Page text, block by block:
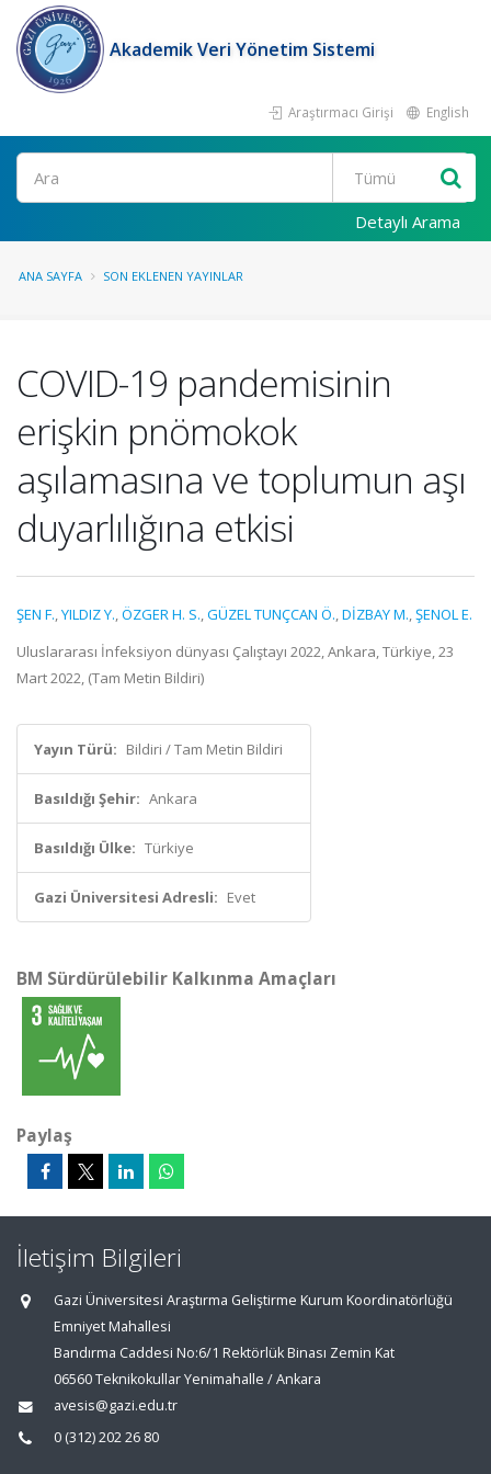
Akademik Veri Yönetim Sistemi
Araştırmacı Girişi English
Ara
Detaylı Arama
ANA SAYFA SON EKLENEN YAYINLAR
COVID-19 pandemisinin
erişkin pnömokok
aşılamasına ve toplumun aşı
duyarlılığına etkisi
ŞEN F.,YILDIZ Y.,ÖZGER H. S.,GÜZEL TUNÇCAN Ö.,DİZBAY M.,ŞENOL E.
Uluslararası İnfeksiyon dünyası Çalıştayı 2022, Ankara, Türkiye, 23
Mart 2022, (Tam Metin Bildiri)
Yayın Türü: Bildiri / Tam Metin Bildiri
Basıldığı Şehir: Ankara
Basıldığı Ülke: Türkiye
Gazi Üniversitesi Adresli: Evet
BM Sürdürülebilir Kalkınma Amaçları
Paylaş
İletişim Bilgileri
Gazi Üniversitesi Araştırma Geliştirme Kurum Koordinatörlüğü
Emniyet Mahallesi
Bandırma Caddesi No:6/1 Rektörlük Binası Zemin Kat
06560 Teknikokullar Yenimahalle / Ankara
avesis@gazi.edu.tr
0 (312) 202 26 80